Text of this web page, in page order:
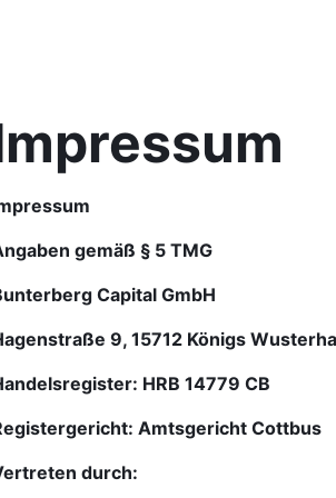
gemäß § 5 TMG
Capital GmbH
9, 15712 Königs
HRB 14779 CB
Amtsgericht Cottbus
durch: